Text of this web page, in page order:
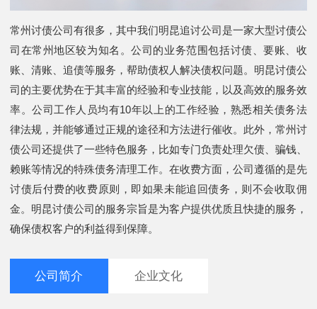
常州讨债公司有很多，其中我们明昆追讨公司是一家大型讨债公
司在常州地区较为知名。公司的业务范围包括讨债、要账、收
账、清账、追债等服务，帮助债权人解决债权问题。明昆讨债公
司的主要优势在于其丰富的经验和专业技能，以及高效的服务效
率。公司工作人员均有10年以上的工作经验，熟悉相关债务法
律法规，并能够通过正规的途径和方法进行催收。此外，常州讨
债公司还提供了一些特色服务，比如专门负责处理欠债、骗钱、
赖账等情况的特殊债务清理工作。在收费方面，公司遵循的是先
讨债后付费的收费原则，即如果未能追回债务，则不会收取佣
金。明昆讨债公司的服务宗旨是为客户提供优质且快捷的服务，
确保债权客户的利益得到保障。
公司简介 企业文化